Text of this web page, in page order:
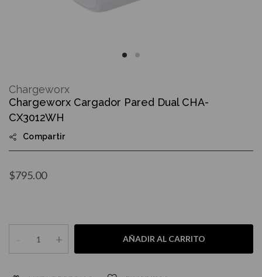
the
beginning
of
the
images
Chargeworx Cargador Pared Dual CHA-
CX3012WH
Compartir
$795.00
- + AÑADIR AL CARRITO
Chargeworx